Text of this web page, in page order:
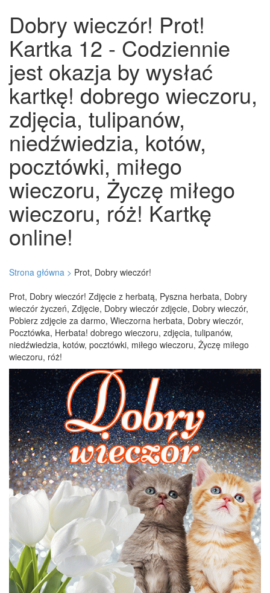
Dobry wieczór! Prot!
Kartka 12 - Codziennie
jest okazja by wysłać
kartkę! dobrego wieczoru,
zdjęcia, tulipanów,
niedźwiedzia, kotów,
pocztówki, miłego
wieczoru, Życzę miłego
wieczoru, róż! Kartkę
online!
Strona główna > Prot, Dobry wieczór!
Prot, Dobry wieczór! Zdjęcie z herbatą, Pyszna herbata, Dobry
wieczór życzeń, Zdjęcie, Dobry wieczór zdjęcie, Dobry wieczór,
Pobierz zdjęcie za darmo, Wieczorna herbata, Dobry wieczór,
Pocztówka, Herbata! dobrego wieczoru, zdjęcia, tulipanów,
niedźwiedzia, kotów, pocztówki, miłego wieczoru, Życzę miłego
wieczoru, róż!